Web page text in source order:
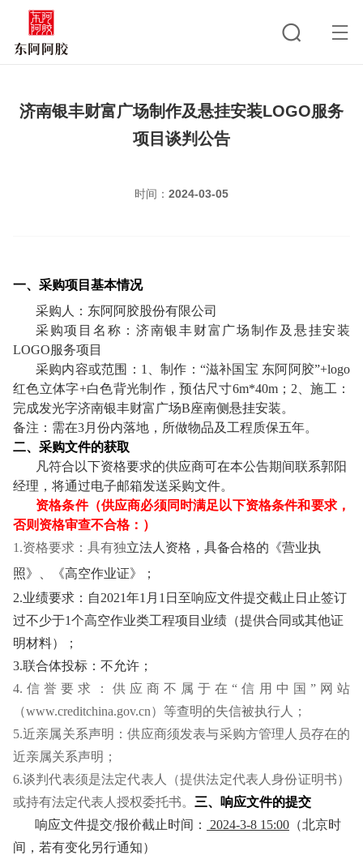
济南银丰财富广场制作及悬挂安装LOGO服务
项目谈判公告
时间： 2024-03-05
一、采购项目基本情况
采购人：东阿阿胶股份有限公司
采购项目名称：济南银丰财富广场制作及悬挂安装
LOGO服务项目
采购内容或范围：1、制作：“滋补国宝 东阿阿胶”+logo
红色立体字+白色背光制作，预估尺寸6m*40m；2、施工：
完成发光字济南银丰财富广场B座南侧悬挂安装。
备注：需在3月份内落地，所做物品及工程质保五年。
二、采购文件的获取
凡符合以下资格要求的供应商可在本公告期间联系郭阳
经理，将通过电子邮箱发送采购文件。
资格条件（供应商必须同时满足以下资格条件和要求，
否则资格审查不合格：）
1.资格要求：具有独立法人资格，具备合格的《营业执
照》、《高空作业证》；
2.业绩要求：自2021年1月1日至响应文件提交截止日止签订
过不少于1个高空作业类工程项目业绩（提供合同或其他证
明材料）；
3.联合体投标：不允许；
4. 信誉要求：供应商不属于在“信用中国”网站
（www.creditchina.gov.cn）等查明的失信被执行人；
5.近亲属关系声明：供应商须发表与采购方管理人员存在的
近亲属关系声明；
6.谈判代表须是法定代表人（提供法定代表人身份证明书）
或持有法定代表人授权委托书。 三、响应文件的提交
响应文件提交/报价截止时间：
2024-3-8 15:00 （北京时
间，若有变化另行通知）